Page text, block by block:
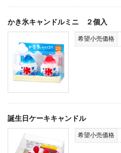
かき氷キャンドルミニ ２個入
希望小売価格
誕生日ケーキキャンドル
希望小売価格